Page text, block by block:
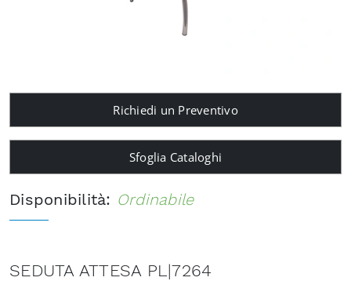
Richiedi un Preventivo
Sfoglia Cataloghi
Disponibilità: Ordinabile
SEDUTA ATTESA PL|7264